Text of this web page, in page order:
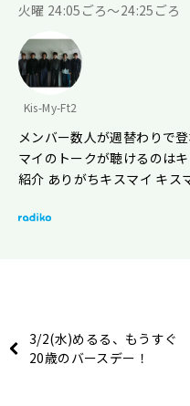
火曜 24:05ごろ～24:25ごろ
Kis-My-Ft2
メンバー数人が週替わりで
マイのトークが聴けるのは
紹介 ありがちキスマイ キ
3/2(水)めるる、もうすぐ
20歳のバースデー！